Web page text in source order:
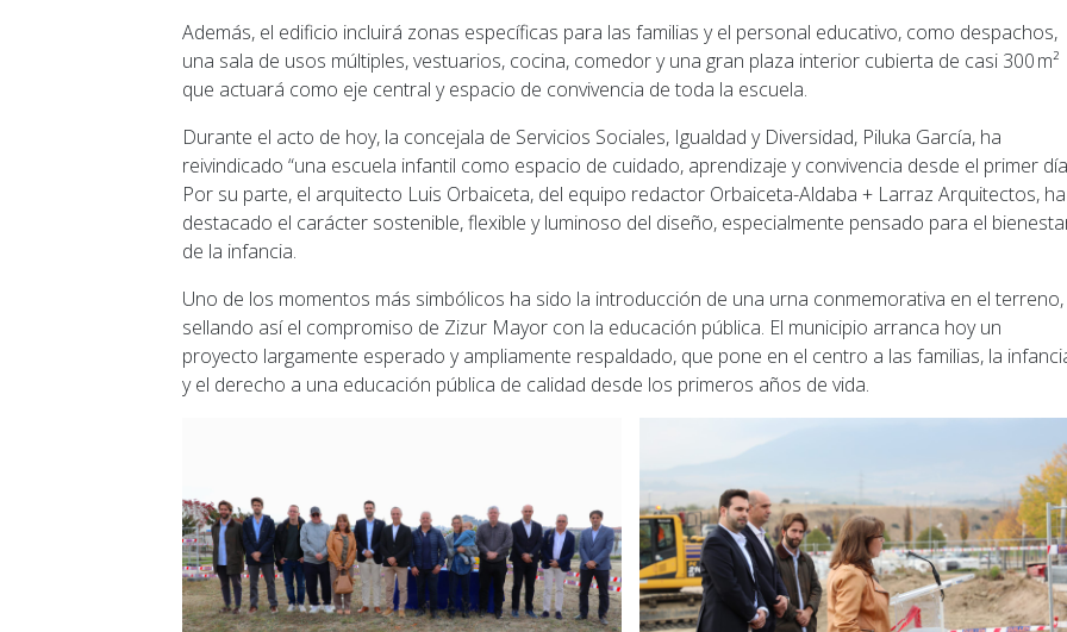
Además, el edificio incluirá zonas específicas para las familias y el personal educativo, como despachos,
una sala de usos múltiples, vestuarios, cocina, comedor y una gran plaza interior cubierta de casi 300 m²
que actuará como eje central y espacio de convivencia de toda la escuela.
Durante el acto de hoy, la concejala de Servicios Sociales, Igualdad y Diversidad, Piluka García, ha
reivindicado “una escuela infantil como espacio de cuidado, aprendizaje y convivencia desde el primer
Por su parte, el arquitecto Luis Orbaiceta, del equipo redactor Orbaiceta-Aldaba + Larraz Arquitectos, ha
destacado el carácter sostenible, flexible y luminoso del diseño, especialmente pensado para el
de la infancia.
Uno de los momentos más simbólicos ha sido la introducción de una urna conmemorativa en el terreno,
sellando así el compromiso de Zizur Mayor con la educación pública. El municipio arranca hoy un
proyecto largamente esperado y ampliamente respaldado, que pone en el centro a las familias, la
y el derecho a una educación pública de calidad desde los primeros años de vida.